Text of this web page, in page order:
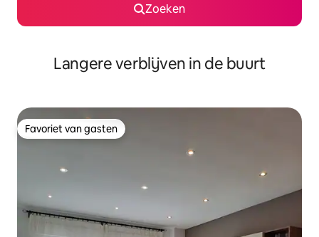
Zoeken
Langere verblijven in de buurt
Favoriet van gasten
Favoriet van gasten